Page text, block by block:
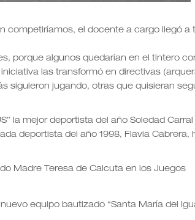
competiríamos, el docente a cargo llegó a
porque algunos quedarían en el tintero
las transformó en directivas
siguieron jugando, otras que quisieran
la mejor deportista del año Soledad Carral
deportista del año 1998, Flavia Cabrera,
Madre Teresa de Calcuta en los Juegos
equipo bautizado “Santa María del